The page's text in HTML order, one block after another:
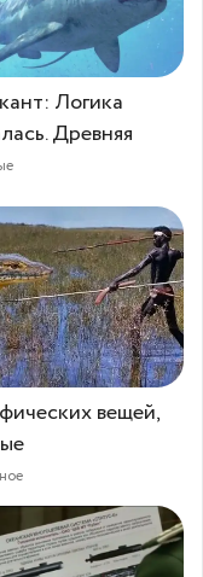
Логика
Древняя
вещей,